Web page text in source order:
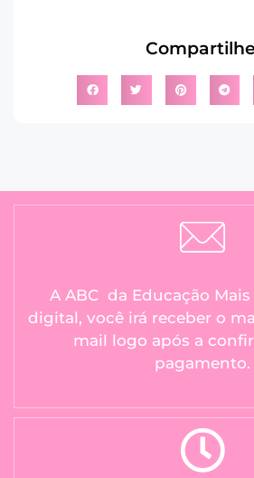
A ABC da Educação
digital, você irá receber o
mail logo após a
pagamento.